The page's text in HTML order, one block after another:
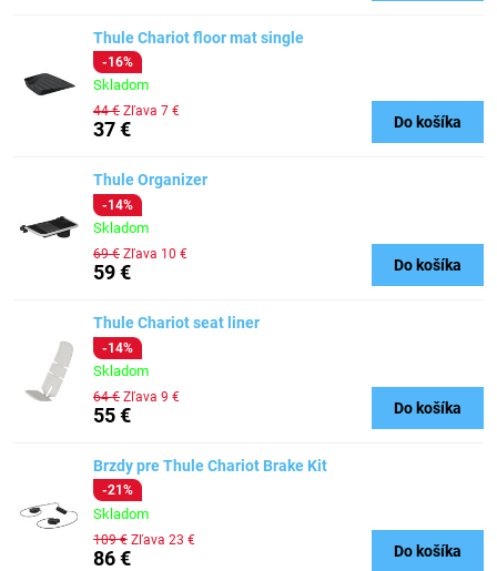
Thule Chariot floor mat single
-16%
Skladom
37 €
44 € Zľava 7 €
Do košíka
Thule Organizer
-14%
Skladom
59 €
69 € Zľava 10 €
Do košíka
Thule Chariot seat liner
-14%
Skladom
55 €
64 € Zľava 9 €
Do košíka
Brzdy pre Thule Chariot Brake Kit
-21%
Skladom
86 €
109 € Zľava 23 €
Do košíka